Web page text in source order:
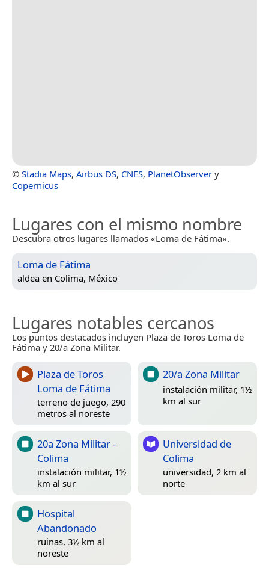
© Stadia Maps, Airbus DS, CNES, PlanetObserver y
Copernicus
Lugares con el mismo nombre
Descubra otros lugares llamados «Loma de Fátima».
Loma de Fátima
aldea en Colima, México
Lugares notables cercanos
Los puntos destacados incluyen Plaza de Toros Loma de
Fátima y 20/a Zona Militar.
Plaza de Toros
Loma de Fátima
terreno de juego, 290
metros al noreste
20/a Zona Militar
instalación militar, 1½
km al sur
20a Zona Militar -
Colima
instalación militar, 1½
km al sur
Universidad de
Colima
universidad, 2 km al
norte
Hospital
Abandonado
ruinas, 3½ km al
noreste